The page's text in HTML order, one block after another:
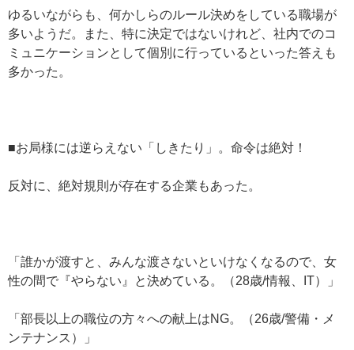
ゆるいながらも、何かしらのルール決めをしている職場が
多いようだ。また、特に決定ではないけれど、社内でのコ
ミュニケーションとして個別に行っているといった答えも
多かった。
■お局様には逆らえない「しきたり」。命令は絶対！
反対に、絶対規則が存在する企業もあった。
「誰かが渡すと、みんな渡さないといけなくなるので、女
性の間で『やらない』と決めている。（28歳/情報、IT）」
「部長以上の職位の方々への献上はNG。（26歳/警備・メ
ンテナンス）」